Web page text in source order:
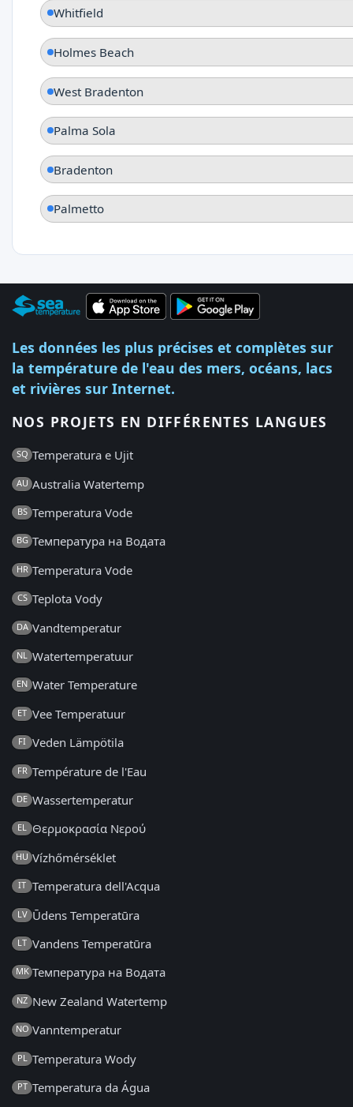
Whitfield
Holmes Beach
West Bradenton
Palma Sola
Bradenton
Palmetto
Les données les plus précises et complètes sur
la température de l'eau des mers, océans, lacs
et rivières sur Internet.
NOS PROJETS EN DIFFÉRENTES LANGUES
SQ Temperatura e Ujit
AU Australia Watertemp
BS Temperatura Vode
BG Температура на Водата
HR Temperatura Vode
CS Teplota Vody
DA Vandtemperatur
NL Watertemperatuur
EN Water Temperature
ET Vee Temperatuur
FI Veden Lämpötila
FR Température de l'Eau
DE Wassertemperatur
EL Θερμοκρασία Νερού
HU Vízhőmérséklet
IT Temperatura dell'Acqua
LV Ūdens Temperatūra
LT Vandens Temperatūra
MK Температура на Водата
NZ New Zealand Watertemp
NO Vanntemperatur
PL Temperatura Wody
PT Temperatura da Água